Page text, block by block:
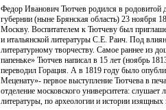
Федор Иванович Тютчев родился в родовитой
губернии (ныне Брянская область) 23 ноября
Москву. Воспитателем к Тютчеву был
и итальянской литературы С.Е. Раич. Под
литературному творчеству. Самое раннее из
папеньке» Тютчев написал в 15 лет (ноябрь
переводил Горация. А в 1819 году было
Меценату»- первое выступление Тютчева в
отделение московского университета: слушает
литературы, по археологии и истории изящных